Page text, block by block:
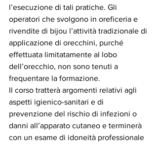
l’esecuzione di tali pratiche. Gli
operatori che svolgono in oreficeria e
rivendite di bijou l’attività tradizionale di
applicazione di orecchini, purché
effettuata limitatamente al lobo
dell’orecchio, non sono tenuti a
frequentare la formazione.
Il corso tratterà argomenti relativi agli
aspetti igienico-sanitari e di
prevenzione del rischio di infezioni o
danni all’apparato cutaneo e terminerà
con un esame di idoneità professionale